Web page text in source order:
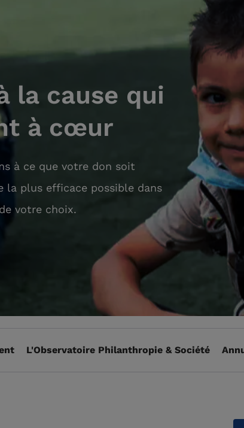
la cause qui
à cœur
à ce que votre don soit
la plus efficace possible dans
votre choix.
L'Observatoire Philanthropie & Société